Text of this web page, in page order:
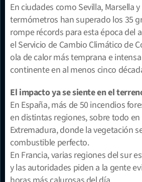
En ciudades como Sevilla, Marsella
termómetros han superado los 35
rompe récords para esta época del
el Servicio de Cambio Climático de
ola de calor más temprana e
continente en al menos cinco
El impacto ya se siente en el
En España, más de 50 incendios
en distintas regiones, sobre todo en
Extremadura, donde la vegetación
combustible perfecto.
En Francia, varias regiones del sur
y las autoridades piden a la gente